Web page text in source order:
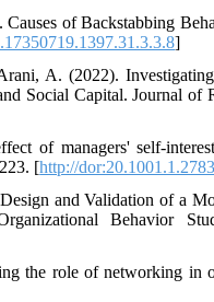
of Backstabbing
]
A. (2022).
Social Capital. Journal of
of managers' self-
[http://
and Validation of a
Behavior
the role of networking in